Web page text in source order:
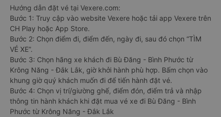
Hướng dẫn đặt vé tại Vexere.com:
Bước 1: Truy cập vào website Vexere hoặc tải app Vexere trên
CH Play hoặc App Store.
Bước 2: Chọn điểm đi, điểm đến, ngày đi, sau đó chọn “TÌM
VÉ XE”.
Bước 3: Chọn hãng xe khách đi Bù Đăng - Bình Phước từ
Krông Năng - Đắk Lắk, giờ khởi hành phù hợp. Bấm chọn vào
khung giờ quý khách muốn đi để tiến hành đặt vé.
Bước 4: Chọn vị trí/giường ghế, điểm đón, điểm trả và nhập
thông tin hành khách khi đặt mua vé xe đi Bù Đăng - Bình
Phước từ Krông Năng - Đắk Lắk